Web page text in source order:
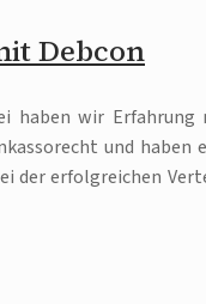
Debcon
haben wir
und
der erfolgreichen